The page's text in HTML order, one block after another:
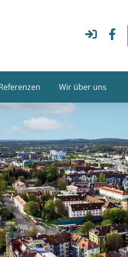
Wir über uns